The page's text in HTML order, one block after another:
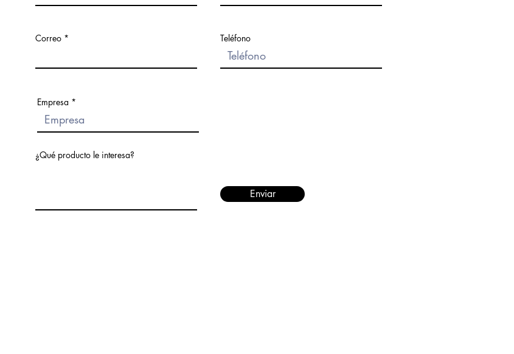
Todavía no hay ningún producto...
Correo Teléfono
Empresa
¿Qué producto le interesa?
Enviar